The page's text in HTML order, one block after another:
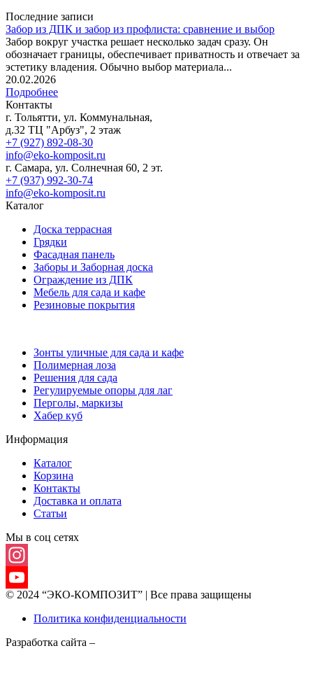
Последние записи
Забор из ДПК и забор из профлиста: сравнение и выбор
Забор вокруг участка решает несколько задач сразу. Он
обозначает границы, обеспечивает приватность и отвечает за
эстетику владения. Обычно выбор материала...
20.02.2026
Подробнее
Контакты
г. Тольятти, ул. Коммунальная,
д.32 ТЦ "Арбуз", 2 этаж
+7 (927) 892-08-30
info@eko-komposit.ru
г. Самара, ул. Солнечная 60, 2 эт.
+7 (937) 992-30-74
info@eko-komposit.ru
Каталог
Доска террасная
Грядки
Фасадная панель
Заборы и Заборная доска
Ограждение из ДПК
Мебель для сада и кафе
Резиновые покрытия
Зонты уличные для сада и кафе
Полимерная лоза
Решения для сада
Регулируемые опоры для лаг
Перголы, маркизы
Хабер куб
Информация
Каталог
Корзина
Контакты
Доставка и оплата
Статьи
Мы в соц сетях
Instagram
YouTube
Channel
© 2024 “ЭКО-КОМПОЗИТ” | Все права защищены
Политика конфиденциальности
Разработка сайта –